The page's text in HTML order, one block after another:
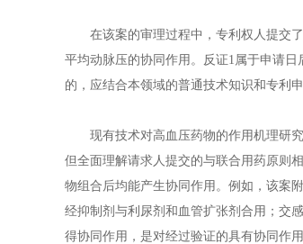
在该案的审理过程中，专利权人提交了
平均动脉压的协同作用。反证1属于申请
的，应结合本领域的普通技术知识和专利
现有技术对高血压药物的作用机理研究
但全面理解请求人提交的与联合用药原则
物组合后均能产生协同作用。例如，该案
经抑制剂与利尿剂和血管扩张剂合用；交
得协同作用，是对经过验证的具有协同作